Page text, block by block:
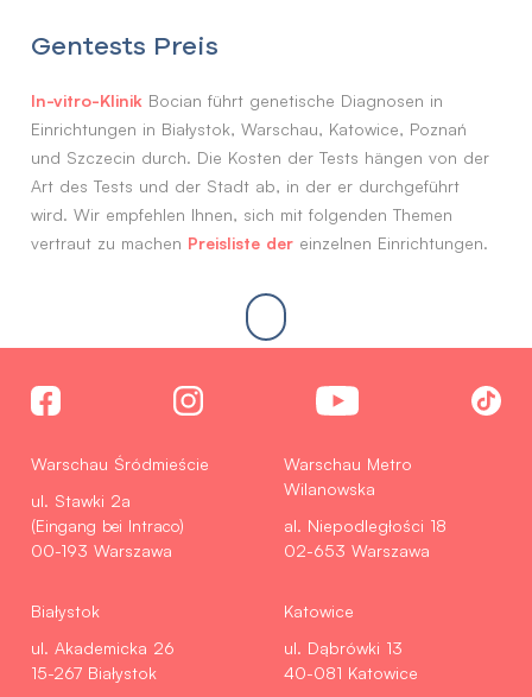
Gentests Preis
In-vitro-Klinik Bocian führt genetische Diagnosen in
Einrichtungen in Białystok, Warschau, Katowice, Poznań
und Szczecin durch. Die Kosten der Tests hängen von der
Art des Tests und der Stadt ab, in der er durchgeführt
wird. Wir empfehlen Ihnen, sich mit folgenden Themen
vertraut zu machen Preisliste der einzelnen Einrichtungen.
Warschau Śródmieście
ul. Stawki 2a
(Eingang bei Intraco)
00-193 Warszawa
Warschau Metro
Wilanowska
al. Niepodległości 18
02-653 Warszawa
Białystok
ul. Akademicka 26
15-267 Białystok
Katowice
ul. Dąbrówki 13
40-081 Katowice